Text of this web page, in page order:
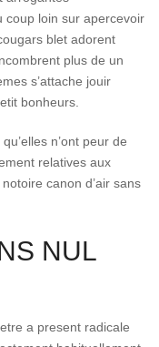
coup loin sur apercevoir
blet adorent
plus de un
s’attache jouir
bonheurs.
n’ont peur de
relatives aux
canon d’air sans
NUL
a present radicale